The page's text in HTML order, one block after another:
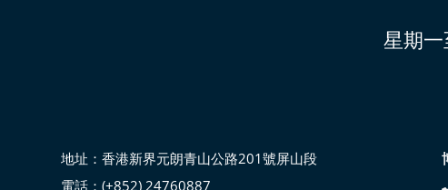
星期
地址：香港新界元朗青山公路201號屏山段
電話：(+852) 24760887